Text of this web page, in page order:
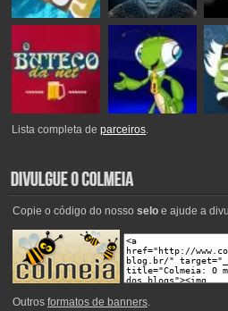
Lista completa deparceiros.
Copie o código do nosso seloe ajude a
Outros formatos de banners.